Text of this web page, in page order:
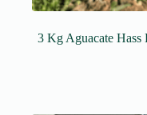
3 Kg Aguacate